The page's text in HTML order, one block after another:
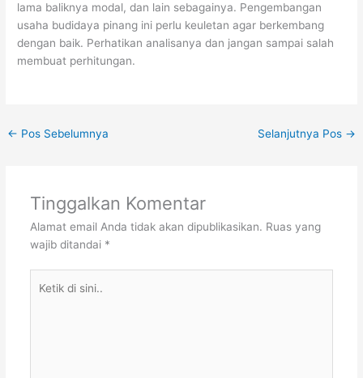
lama baliknya modal, dan lain sebagainya. Pengembangan
usaha budidaya pinang ini perlu keuletan agar berkembang
dengan baik. Perhatikan analisanya dan jangan sampai salah
membuat perhitungan.
← Pos Sebelumnya Selanjutnya Pos →
Tinggalkan Komentar
Alamat email Anda tidak akan dipublikasikan. Ruas yang
wajib ditandai *